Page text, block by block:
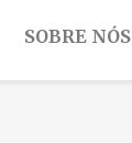
SOBRE NÓS